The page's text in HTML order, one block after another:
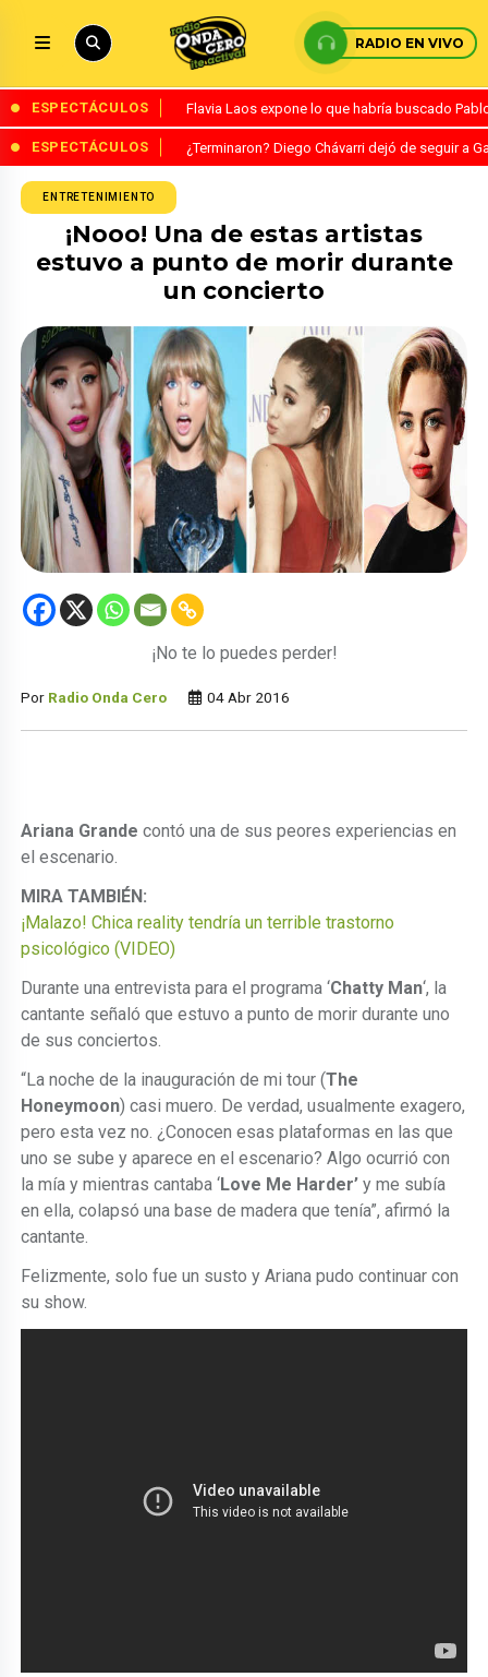
RADIO EN VIVO
ESPECTÁCULOS Flavia Laos expone lo que habría buscado
ESPECTÁCULOS ¿Terminaron? Diego Chávarri dejó de seguir a
ENTRETENIMIENTO
¡Nooo! Una de estas artistas
estuvo a punto de morir durante
un concierto
¡No te lo puedes perder!
Por Radio Onda Cero 04 Abr 2016
Ariana Grande contó una de sus peores experiencias en
el escenario.
MIRA TAMBIÉN:
¡Malazo! Chica reality tendría un terrible trastorno
psicológico (VIDEO)
Durante una entrevista para el programa ‘Chatty Man‘, la
cantante señaló que estuvo a punto de morir durante uno
de sus conciertos.
“La noche de la inauguración de mi tour (The
Honeymoon) casi muero. De verdad, usualmente exagero,
pero esta vez no. ¿Conocen esas plataformas en las que
uno se sube y aparece en el escenario? Algo ocurrió con
la mía y mientras cantaba ‘Love Me Harder’ y me subía
en ella, colapsó una base de madera que tenía”, afirmó la
cantante.
Felizmente, solo fue un susto y Ariana pudo continuar con
su show.